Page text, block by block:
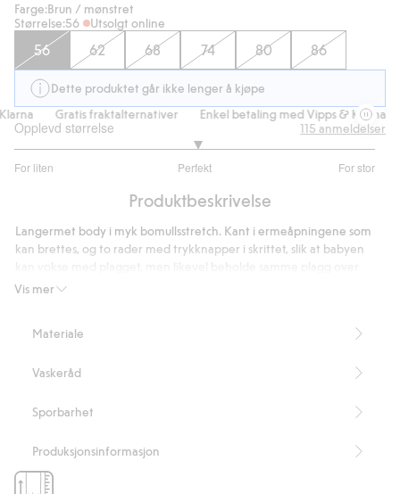
Farge:Brun / mønstret
Størrelse:56 Utsolgt online
56 62 68 74 80 86
Dette produktet går ikke lenger å kjøpe
Gratis fraktalternativer Enkel betaling med Vipps & Klarna
Opplevd størrelse
For liten Perfekt For stor
av
92
stemmer
115 anmeldelser
Produktbeskrivelse
Vis mer
Langermet body i myk bomullsstretch. Kant i ermeåpningene som
kan brettes, og to rader med trykknapper i skrittet, slik at babyen
lengre tid. Trykknapper på skulderen for enkel av- og påkledning.
Artikkelnummer
Materiale
Vaskeråd
Sporbarhet
Produksjonsinformasjon